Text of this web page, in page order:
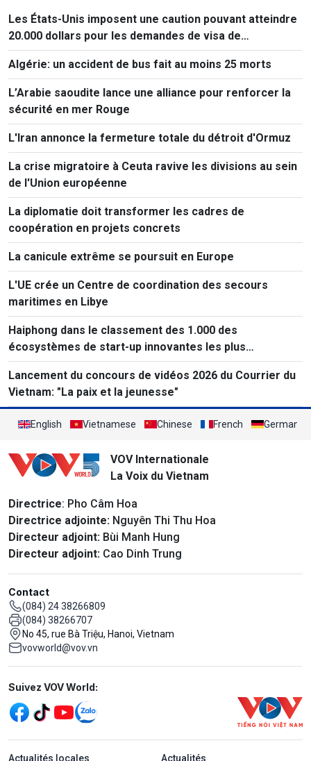
● Le président de l’Assemblée nationale du Laos,
Xaysomphone Phomvihane, est décédé
● Les restes de 18 nouveaux soldats retrouvés à Hô
Chi Minh-Ville
●
Le Vietnam séduit de plus en plus les touristes
indiens
Les plus populaires
Les États-Unis imposent une caution pouvant atteindre
20.000 dollars pour les demandes de visa de
ressortissants de 50 pays
Algérie: un accident de bus fait au moins 25 morts
L’Arabie saoudite lance une alliance pour renforcer la
sécurité en mer Rouge
L'Iran annonce la fermeture totale du détroit d'Ormuz
La crise migratoire à Ceuta ravive les divisions au sein
de l'Union européenne
La diplomatie doit transformer les cadres de
L'UE crée un Centre de coordination des secours
Haiphong dans le classement des 1.000 des
écosystèmes de start-up innovantes les plus
performants au monde
Lancement du concours de vidéos 2026 du Courrier du
English Vietnamese
La Voix du Vietnam
Directrice: Pho Câm Hoa
Directrice adjointe:
Directeur adjoint:
Directeur adjoint:Cao Dinh Trung